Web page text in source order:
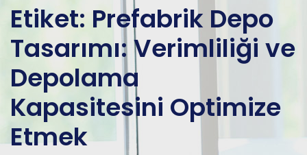
Etiket: Prefabrik Depo
Tasarımı: Verimliliği ve
Depolama
Kapasitesini Optimize
Etmek